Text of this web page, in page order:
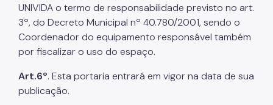
UNIVIDA o termo de responsabilidade previsto no art.
3º, do Decreto Municipal nº 40.780/2001, sendo o
Coordenador do equipamento responsável também
por fiscalizar o uso do espaço.
Art.6º. Esta portaria entrará em vigor na data de sua
publicação.